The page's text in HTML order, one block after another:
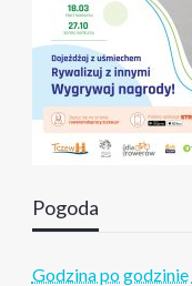
Pogoda
Godzina po godzinie